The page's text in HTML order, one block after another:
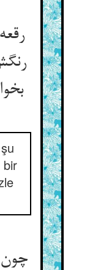
bir
چون